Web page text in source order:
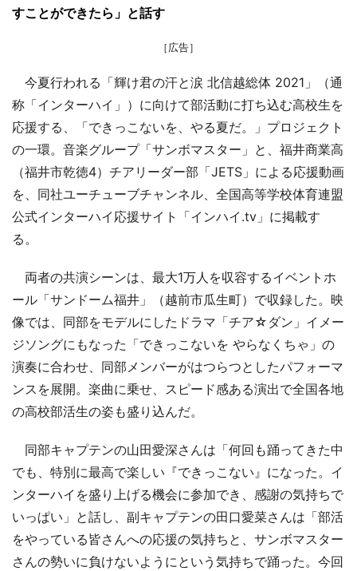
すことができたら」と話す
［広告］
今夏行われる「輝け君の汗と涙 北信越総体 2021」（通
称「インターハイ」）に向けて部活動に打ち込む高校生を
応援する、「できっこないを、やる夏だ。」プロジェクト
の一環。音楽グループ「サンボマスター」と、福井商業高
（福井市乾徳4）チアリーダー部「JETS」による応援動画
を、同社ユーチューブチャンネル、全国高等学校体育連盟
公式インターハイ応援サイト「インハイ.tv」に掲載す
る。
両者の共演シーンは、最大1万人を収容するイベントホ
ール「サンドーム福井」（越前市瓜生町）で収録した。映
像では、同部をモデルにしたドラマ「チア☆ダン」イメー
ジソングにもなった「できっこないを やらなくちゃ」の
演奏に合わせ、同部メンバーがはつらつとしたパフォーマ
ンスを展開。楽曲に乗せ、スピード感ある演出で全国各地
の高校部活生の姿も盛り込んだ。
同部キャプテンの山田愛深さんは「何回も踊ってきた中
でも、特別に最高で楽しい『できっこない』になった。イ
ンターハイを盛り上げる機会に参加でき、感謝の気持ちで
いっぱい」と話し、副キャプテンの田口愛菜さんは「部活
をやっている皆さんへの応援の気持ちと、サンボマスター
さんの勢いに負けないようにという気持ちで踊った。今回